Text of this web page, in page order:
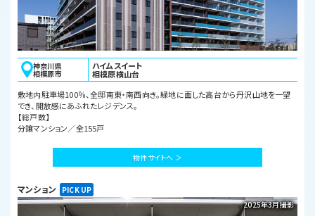
神奈川県
相模原市
ハイムスイート
相模原横山台
敷地内駐車場100％、全邸南東・南西向き。緑地に面した高台から丹沢山地を一望
でき、開放感にあふれたレジデンス。
【総戸数】
分譲マンション／全155戸
物件サイトへ ＞
マンション
2025年3月撮影